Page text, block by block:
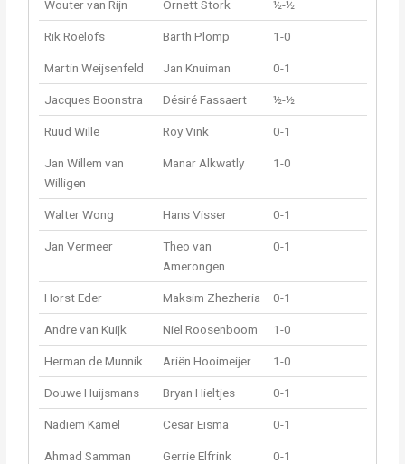
Wouter van Rijn Ornett Stork ½-½
Rik Roelofs Barth Plomp 1-0
Martin Weijsenfeld Jan Knuiman 0-1
Jacques Boonstra Désiré Fassaert ½-½
Ruud Wille Roy Vink 0-1
Jan Willem van
Willigen
Manar Alkwatly 1-0
Walter Wong Hans Visser 0-1
Jan Vermeer
Theo van
Amerongen
0-1
Horst Eder Maksim Zhezheria 0-1
Andre van Kuijk Niel Roosenboom 1-0
Herman de Munnik Ariën Hooimeijer 1-0
Douwe Huijsmans Bryan Hieltjes 0-1
Nadiem Kamel Cesar Eisma 0-1
Ahmad Samman Gerrie Elfrink 0-1